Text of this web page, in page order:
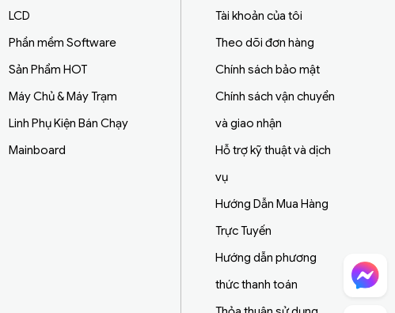
LCD
Phần mềm Software
Sản Phẩm HOT
Máy Chủ & Máy Trạm
Linh Phụ Kiện Bán Chạy
Mainboard
Tài khoản của tôi
Theo dõi đơn hàng
Chính sách bảo mật
Chính sách vận chuyển
và giao nhận
Hỗ trợ kỹ thuật và dịch
vụ
Hướng Dẫn Mua Hàng
Trực Tuyến
Hướng dẫn phương
thức thanh toánChat Facebook